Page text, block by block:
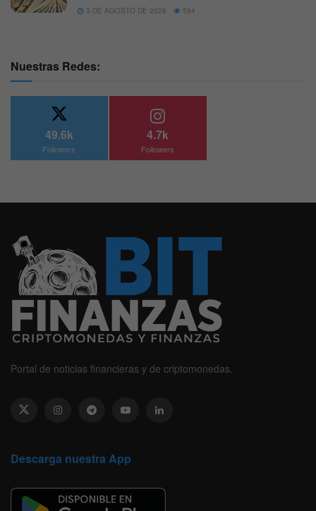
3 DE AGOSTO DE 2026 594
Nuestras Redes:
49.6k
Followers
4.7k
Followers
Portal de noticias financieras y de criptomonedas.
Descarga nuestra App